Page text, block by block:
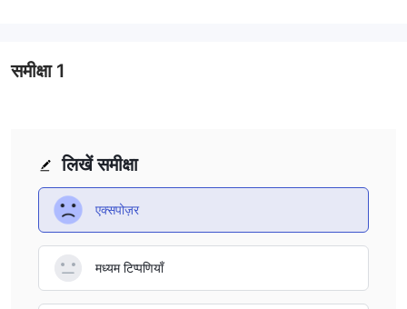
व्यापार प्लेटफॉर्म
विश्लेषण उपकरणों के साथ बाजार के अवसर पकड़ सकते हैं, और हेजिंग मोड
सिस्टम का उपयोग करके व्यापार का अनुभव कर सकते हैं।
लिखें समीक्षा
एक्सपोज़र
मध्यम टिप्पणियाँ
समीक्षा1